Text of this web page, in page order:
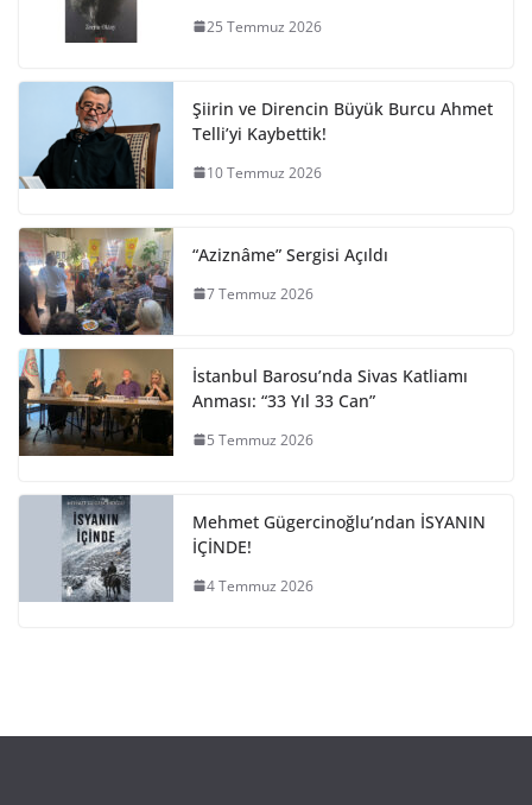
25 Temmuz 2026
Şiirin ve Direncin Büyük Burcu Ahmet
Telli’yi Kaybettik!
10 Temmuz 2026
“Aziznâme” Sergisi Açıldı
7 Temmuz 2026
İstanbul Barosu’nda Sivas Katliamı
Anması: “33 Yıl 33 Can”
5 Temmuz 2026
Mehmet Gügercinoğlu’ndan İSYANIN
İÇİNDE!
4 Temmuz 2026